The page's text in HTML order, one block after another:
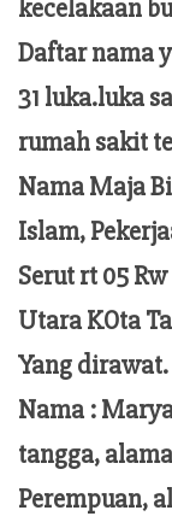
kecelakaan
Daftar nama
31 luka.luka
rumah sakit
Nama Maja
Islam,
Serut rt 05
Utara KOta
Yang dirawat.
Nama :
tangga,
Perempuan,